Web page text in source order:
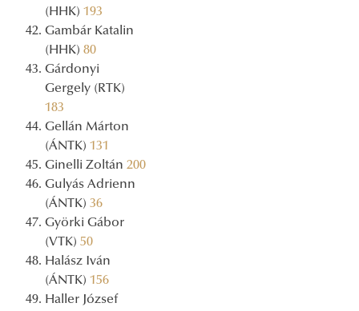
(HHK) 193
Gambár Katalin
(HHK) 80
Gárdonyi
Gergely (RTK)
183
Gellán Márton
(ÁNTK) 131
Ginelli Zoltán 200
Gulyás Adrienn
(ÁNTK) 36
Györki Gábor
(VTK) 50
Halász Iván
(ÁNTK) 156
Haller József